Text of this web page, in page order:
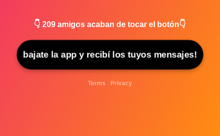
👇209 amigos acaban de tocar el botón👇
bajate la app y recibí los tuyos mensajes!
Terms Privacy